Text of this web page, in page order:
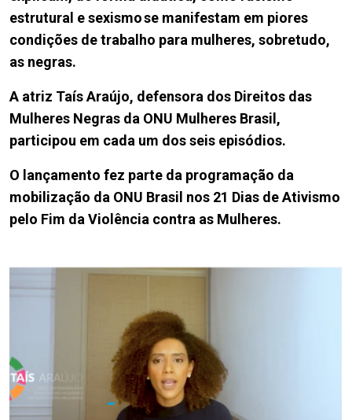
estrutural e sexismo se manifestam em piores
condições de trabalho para mulheres, sobretudo,
as negras.
A atriz Taís Araújo, defensora dos Direitos das
Mulheres Negras da ONU Mulheres Brasil,
participou em cada um dos seis episódios.
O lançamento fez parte da programação da
mobilização da ONU Brasil nos 21 Dias de Ativismo
pelo Fim da Violência contra as Mulheres.